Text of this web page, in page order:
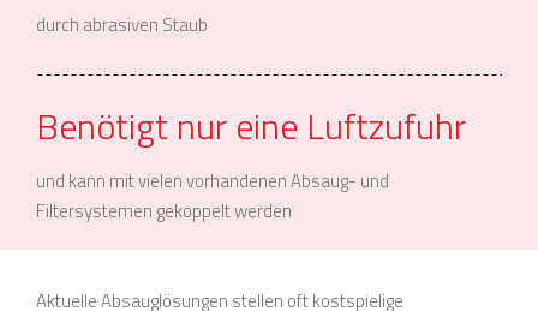
durch abrasiven Staub
Benötigt nur eine Luftzufuhr
und kann mit vielen vorhandenen Absaug- und
Filtersystemen gekoppelt werden
Aktuelle Absauglösungen stellen oft kostspielige